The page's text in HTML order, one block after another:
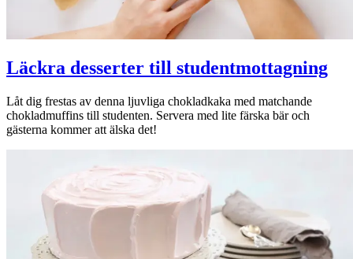
Läckra desserter till studentmottagning
Låt dig frestas av denna ljuvliga chokladkaka med matchande
chokladmuffins till studenten. Servera med lite färska bär och
gästerna kommer att älska det!